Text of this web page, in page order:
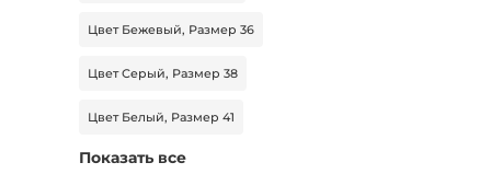
Цвет Бежевый, Размер 36
Цвет Серый, Размер 38
Цвет Белый, Размер 41
Цвет Зеленый, Размер 38
Показать все